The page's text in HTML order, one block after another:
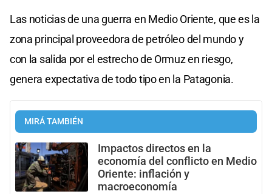
Las noticias de una guerra en Medio Oriente, que es la
zona principal proveedora de petróleo del mundo y
con la salida por el estrecho de Ormuz en riesgo,
genera expectativa de todo tipo en la Patagonia.
MIRÁ TAMBIÉN
Impactos directos en la
economía del conflicto en Medio
Oriente: inflación y
macroeconomía